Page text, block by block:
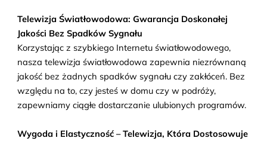
Telewizja Światłowodowa: Gwarancja Doskonałej
Jakości Bez Spadków Sygnału
Korzystając z szybkiego Internetu światłowodowego,
nasza telewizja światłowodowa zapewnia niezrównaną
jakość bez żadnych spadków sygnału czy zakłóceń. Bez
względu na to, czy jesteś w domu czy w podróży,
zapewniamy ciągłe dostarczanie ulubionych programów.
Wygoda i Elastyczność – Telewizja, Która Dostosowuje